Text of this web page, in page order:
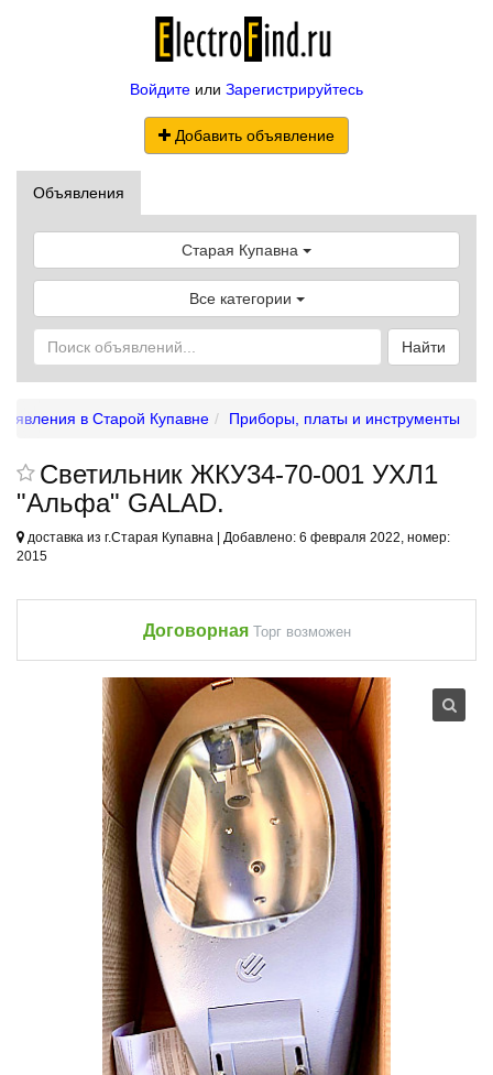
Войдите или Зарегистрируйтесь
Добавить объявление
Объявления
Старая Купавна
Все категории
Найти
в Старой Купавне Приборы, платы и инструменты
Светильник ЖКУ34-70-001 УХЛ1
"Альфа" GALAD.
доставка из г.Старая Купавна | Добавлено: 6 февраля 2022, номер:
2015
Договорная Торг возможен